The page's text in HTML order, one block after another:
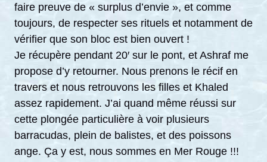
faire preuve de « surplus d’envie », et comme
toujours, de respecter ses rituels et notamment de
vérifier que son bloc est bien ouvert !
Je récupère pendant 20′ sur le pont, et Ashraf me
propose d’y retourner. Nous prenons le récif en
travers et nous retrouvons les filles et Khaled
assez rapidement. J’ai quand même réussi sur
cette plongée particulière à voir plusieurs
barracudas, plein de balistes, et des poissons
ange. Ça y est, nous sommes en Mer Rouge !!!